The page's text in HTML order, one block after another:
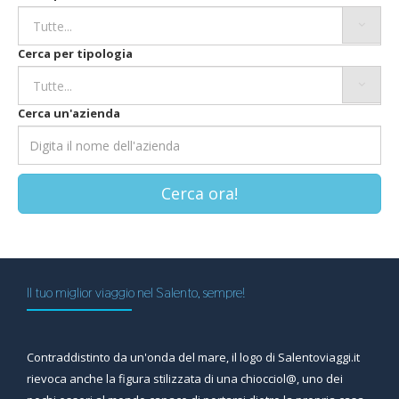
Cerca per tipologia
Cerca un'azienda
Cerca ora!
Il tuo miglior viaggio nel Salento, sempre!
Contraddistinto da un'onda del mare, il logo di Salentoviaggi.it
rievoca anche la figura stilizzata di una chiocciol@, uno dei